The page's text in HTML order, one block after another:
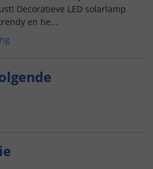
Decoratieve LED solarlamp
en he...